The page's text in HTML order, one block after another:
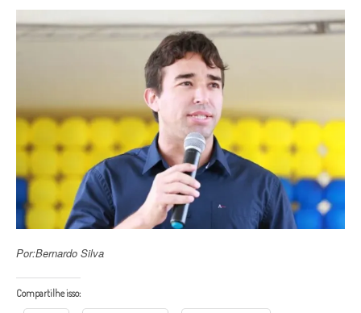
Por:Bernardo Silva
Compartilhe isso: